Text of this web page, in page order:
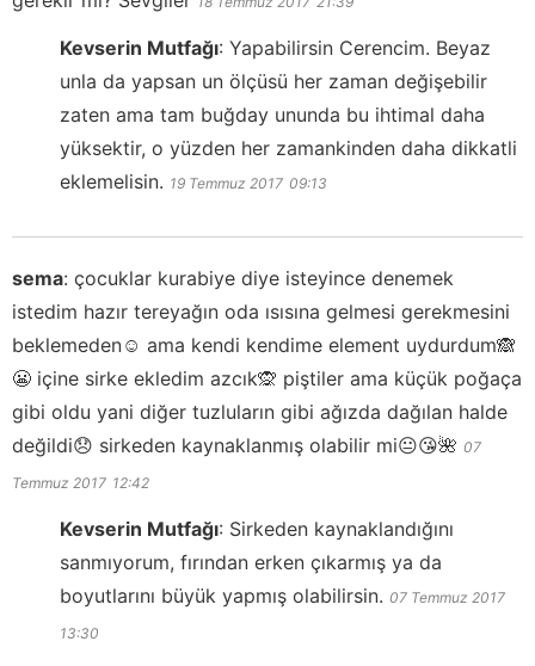
Kevserin Mutfağı: Yapabilirsin Cerencim. Beyaz
unla da yapsan un ölçüsü her zaman değişebilir
zaten ama tam buğday ununda bu ihtimal daha
yüksektir, o yüzden her zamankinden daha dikkatli
eklemelisin. 19 Temmuz 2017 09:13
sema: çocuklar kurabiye diye isteyince denemek
istedim hazır tereyağın oda ısısına gelmesi gerekmesini
beklemeden☺️ ama kendi kendime element uydurdum🙈
😬 içine sirke ekledim azcık🙊 piştiler ama küçük poğaça
gibi oldu yani diğer tuzluların gibi ağızda dağılan halde
değildi😞 sirkeden kaynaklanmış olabilir mi😐😘🌺 07
Temmuz 2017 12:42
Kevserin Mutfağı: Sirkeden kaynaklandığını
sanmıyorum, fırından erken çıkarmış ya da
boyutlarını büyük yapmış olabilirsin. 07 Temmuz 2017
13:30